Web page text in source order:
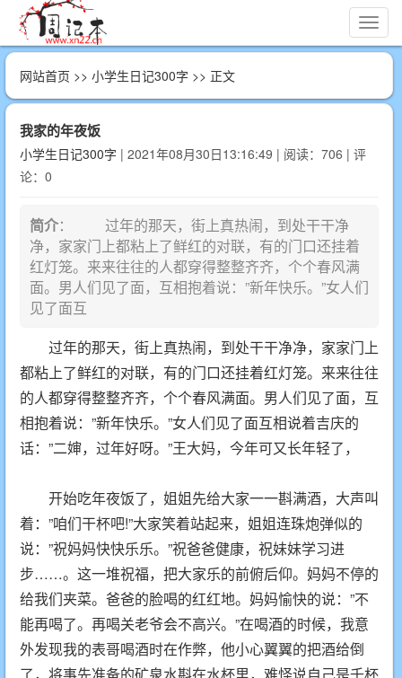
切
换
网站首页 >> 小学生日记300字 >> 正文
我家的年夜饭
小学生日记300字 | 2021年08月30日13:16:49 | 阅读：706 | 评
论：0
简介： 过年的那天，街上真热闹，到处干干净
净，家家门上都粘上了鲜红的对联，有的门口还挂着
红灯笼。来来往往的人都穿得整整齐齐，个个春风满
面。男人们见了面，互相抱着说：”新年快乐。”女人们
见了面互
过年的那天，街上真热闹，到处干干净净，家家门上
都粘上了鲜红的对联，有的门口还挂着红灯笼。来来往往
的人都穿得整整齐齐，个个春风满面。男人们见了面，互
相抱着说：”新年快乐。”女人们见了面互相说着吉庆的
话：”二婶，过年好呀。”王大妈，今年可又长年轻了，
开始吃年夜饭了，姐姐先给大家一一斟满酒，大声叫
着：”咱们干杯吧!”大家笑着站起来，姐姐连珠炮弹似的
说：”祝妈妈快快乐乐。”祝爸爸健康，祝妹妹学习进
步……。这一堆祝福，把大家乐的前俯后仰。妈妈不停的
给我们夹菜。爸爸的脸喝的红红地。妈妈愉快的说：”不
能再喝了。再喝关老爷会不高兴。”在喝酒的时候，我意
外发现我的表哥喝酒时在作弊，他小心翼翼的把酒给倒